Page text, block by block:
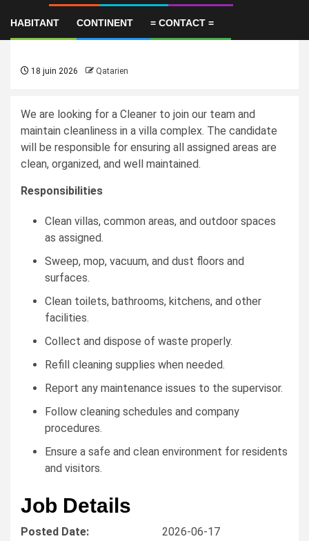
HABITANT CONTINENT = CONTACT =
Cleaner
18 juin 2026 Qatarien
We are looking for a Cleaner to join our team and
maintain cleanliness in a villa complex. The candidate
will be responsible for ensuring all assigned areas are
clean, organized, and well maintained.
Responsibilities
Clean villas, common areas, and outdoor spaces
as assigned.
Sweep, mop, vacuum, and dust floors and
surfaces.
Clean toilets, bathrooms, kitchens, and other
facilities.
Collect and dispose of waste properly.
Refill cleaning supplies when needed.
Report any maintenance issues to the supervisor.
Follow cleaning schedules and company
procedures.
Ensure a safe and clean environment for residents
and visitors.
Job Details
Posted Date:
2026-06-17